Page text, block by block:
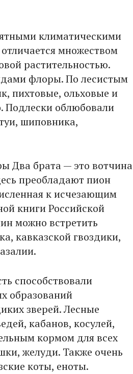
климатическими
множеством
растительностью.
флоры. По лесистым
пихтовые, ольховые и
Подлески облюбовали
шиповника,
Два брата — это вотчина
преобладают пион
к исчезающим
книги Российской
можно встретить
кавказской гвоздики,
способствовали
образований
зверей. Лесные
кабанов, косулей,
кормом для всех
желуди. Также очень
коты, еноты.